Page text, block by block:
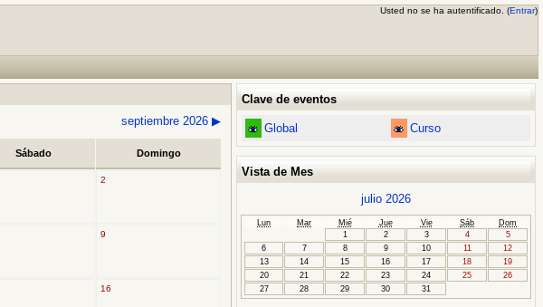
Usted no se ha autentificado. (Entrar)
septiembre 2026▶
Sábado Domingo
2
9
16
Clave de eventos
Global Curso
Vista de Mes
julio 2026
Lun Mar Mié Jue Vie Sáb
Dom
1
2 3 4
5
6
7 8 9 10 11
12
13
14 15 16 17 18
19
20
21 22 23 24 25
26
27
28 29 30 31